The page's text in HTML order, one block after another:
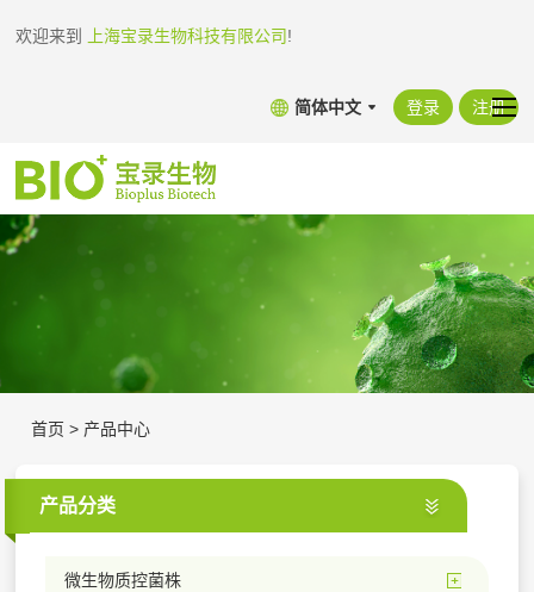
欢迎来到 上海宝录生物科技有限公司!
简体中文 登录 注册
首页 > 产品中心
产品分类
微生物质控菌株